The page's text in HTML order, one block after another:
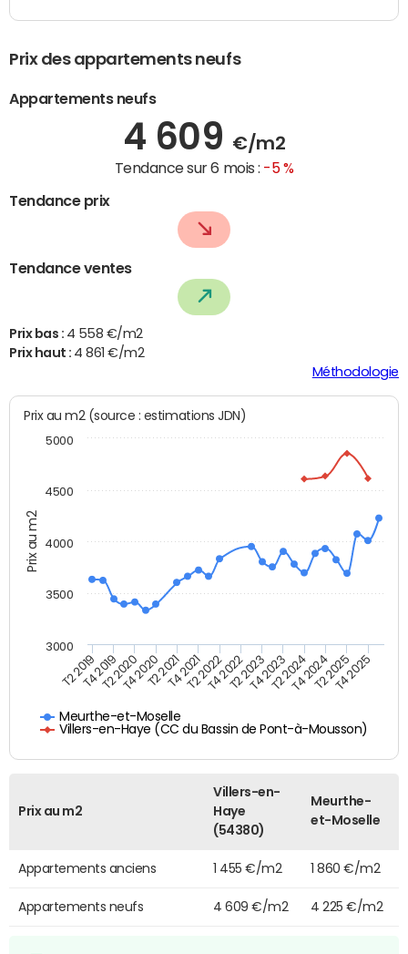
Prix des appartements neufs
Appartements neufs
4 609 €/m2
Tendance sur 6 mois : -5 %
Tendance prix
Tendance ventes
Prix bas : 4 558 €/m2
Prix haut : 4 861 €/m2
Méthodologie
Prix au m2
Prix au m2 (source : estimations JDN)
Meurthe-et-Moselle
Villers-en-Haye (CC du Bassin de Pont-à-Mousson)
T2 2019T4 2019T2 2020T4 2020T2 2021T4 2021T2 2022T4 2022T2 2023T4 2023T2 2024T4 2024T2 2025T4 2025
3000
3500
4000
4500
5000
Prix au m2
Villers-en-
Haye
(54380)
Meurthe-
et-Moselle
Appartements anciens 1 455 €/m2 1 860 €/m2
Appartements neufs 4 609 €/m2 4 225 €/m2